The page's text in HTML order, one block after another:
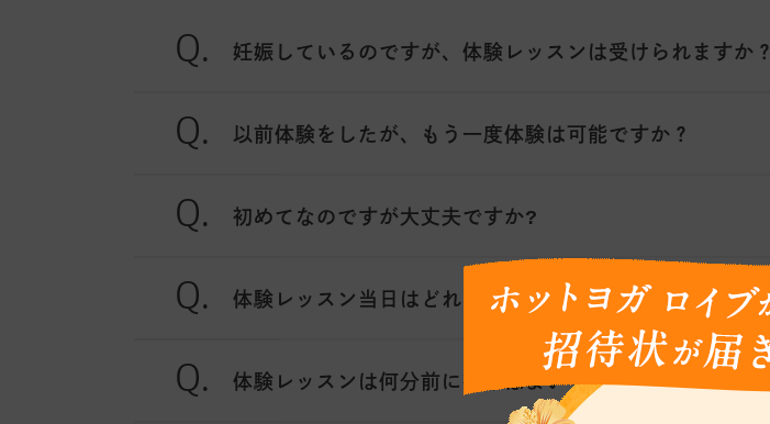
妊娠しているのですが、体験レッスンは受けられますか？
以前体験をしたが、もう一度体験は可能ですか？
初めてなのですが大丈夫ですか?
体験レッスン当日はどれくらい時間が必要ですか?
体験レッスンは何分前に行けばよいですか?